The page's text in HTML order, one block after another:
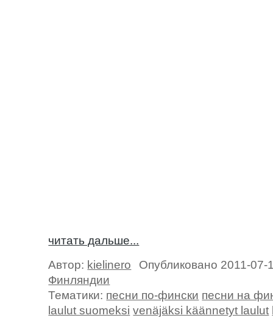
читать дальше...
Автор: kielinero
Опубликовано 2011-07-
Финляндии
Тематики: песни по-фински песни на
laulut suomeksi venäjäksi käännetyt laulut